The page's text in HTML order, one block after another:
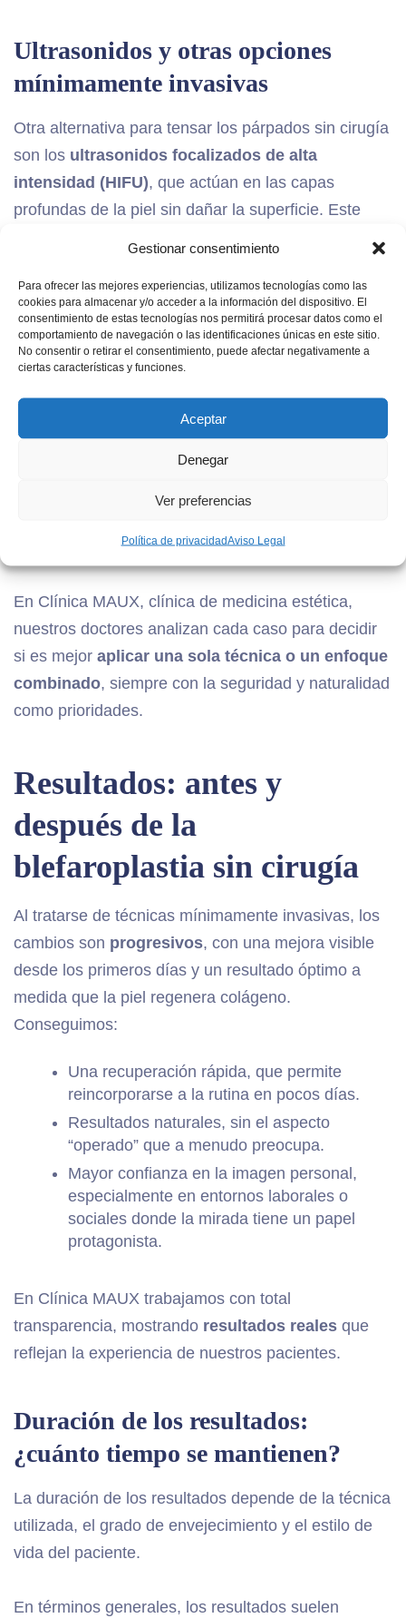
Gestionar consentimiento
Para ofrecer las mejores experiencias, utilizamos tecnologías como las
cookies para almacenar y/o acceder a la información del dispositivo. El
consentimiento de estas tecnologías nos permitirá procesar datos como el
comportamiento de navegación o las identificaciones únicas en este sitio.
No consentir o retirar el consentimiento, puede afectar negativamente a
ciertas características y funciones.
Aceptar
Denegar
Ver preferencias
Política de privacidadAviso Legal
Ultrasonidos y otras opciones
mínimamente invasivas
Otra alternativa para tensar los párpados sin cirugía
son los ultrasonidos focalizados de alta
intensidad (HIFU), que actúan en las capas
profundas de la piel sin dañar la superficie. Este
y es
rejuvenecimiento natural sin baja médica.
En algunos casos, los especialistas también pueden
recomendar tratamientos combinados como:
Rellenos con ácido hialurónico
mejorar la zona periocular.
para hidratar y revitalizar la
complemento al tratamiento principal.
En Clínica MAUX, clínica de medicina estética,
nuestros doctores analizan cada caso para decidir
si es mejor aplicar una sola técnica o un enfoque
combinado, siempre con la seguridad y naturalidad
como prioridades.
Resultados: antes y
después de la
blefaroplastia sin cirugía
Al tratarse de técnicas mínimamente invasivas, los
cambios son progresivos, con una mejora visible
desde los primeros días y un resultado óptimo a
medida que la piel regenera colágeno.
Conseguimos:
Una recuperación rápida, que permite
reincorporarse a la rutina en pocos días.
Resultados naturales, sin el aspecto
“operado” que a menudo preocupa.
Mayor confianza en la imagen personal,
especialmente en entornos laborales o
sociales donde la mirada tiene un papel
protagonista.
En Clínica MAUX trabajamos con total
transparencia, mostrando resultados reales que
reflejan la experiencia de nuestros pacientes.
Duración de los resultados:
¿cuánto tiempo se mantienen?
La duración de los resultados depende de la técnica
utilizada, el grado de envejecimiento y el estilo de
vida del paciente.
En términos generales, los resultados suelen